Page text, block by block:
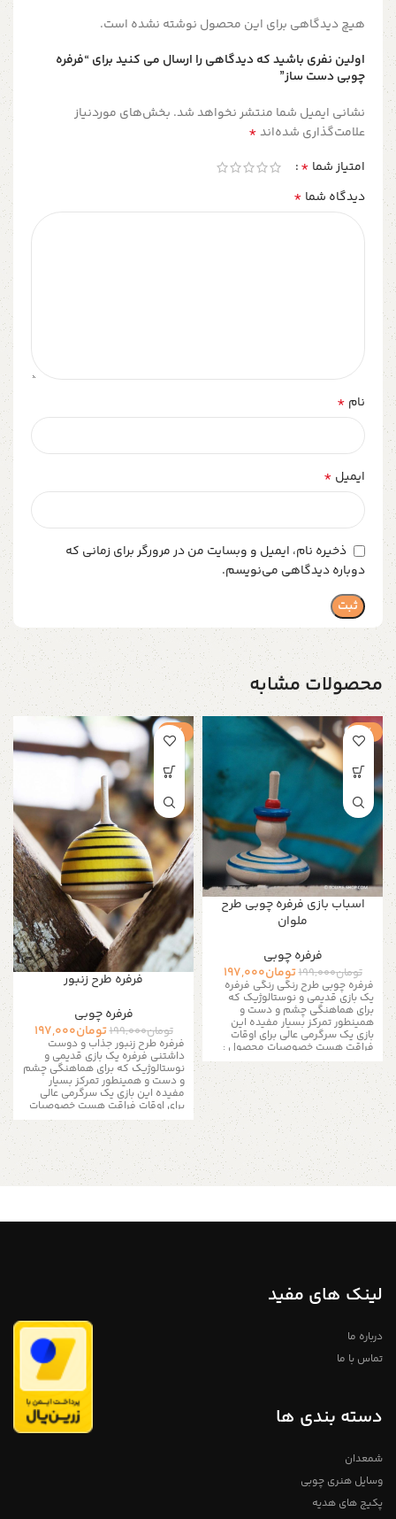
هیچ دیدگاهی برای این محصول نوشته نشده است.
اولین نفری باشید که دیدگاهی را ارسال می کنید برای “فرفره
چوبی دست ساز”
نشانی ایمیل شما منتشر نخواهد شد. بخش‌های موردنیاز
علامت‌گذاری شده‌اند*
امتیاز شما *
دیدگاه شما *
نام *
ایمیل *
ذخیره نام، ایمیل و وبسایت من در مرورگر برای زمانی که
دوباره دیدگاهی می‌نویسم.
محصولات مشابه
-1%
اسباب بازی فرفره چوبی طرح
ملوان
فرفره چوبی
تومان199,000تومان197,000
فرفره چوبی طرح رنگی رنگی فرفره
یک بازی قدیمی و نوستالوژیک که
برای هماهنگی چشم و دست و
همینطور تمرکز بسیار مفیده این
بازی یک سرگرمی عالی برای اوقات
فراقت هست خصوصیات محصول :
رنگ بدنه : چوب روشن جنس بدنه :
چوب اندازه ها : ارتفاع محصول : 7 الی
8 سانتی متر قطر فرفره: 3 الی 4
سانتی متر جزئیات محصول : نوع
محصول: استاندارد مواد پایه: چوب
برای اطلاعات بیشتر از طریق دایرکت و
یا به شماره 09357478096 از طریق
واتساپ و تلگرام پیام بدید لطفا توجه
داشته باشید که به دلیل اختصاصی و
دست ساز بودن فرفره های چوبی
خریداری شده لزوما فرفره های در
آسان شدن رنگ آمیزی توسط شما از
-1%
فرفره طرح زنبور
فرفره چوبی
تومان199,000تومان197,000
فرفره طرح زنبور جذاب و دوست
داشتنی فرفره یک بازی قدیمی و
نوستالوژیک که برای هماهنگی چشم
و دست و همینطور تمرکز بسیار
مفیده این بازی یک سرگرمی عالی
برای اوقات فراقت هست خصوصیات
محصول : رنگ بدنه : چوب روشن
جنس بدنه : چوب اندازه ها : ارتفاع
محصول : 7 الی 8 سانتی متر قطر
فرفره: 3 الی 4 سانتی متر جزئیات
محصول : نوع محصول: استاندارد
مواد پایه: چوب برای اطلاعات بیشتر از
تلگرام پیام بدید لطفا توجه داشته
کنیم تمامی محصولات دارای ضمانت ۱
لینک های مفید
درباره ما
تماس با ما
دسته بندی ها
شمعدان
وسایل هنری چوبی
پکیج های هدیه